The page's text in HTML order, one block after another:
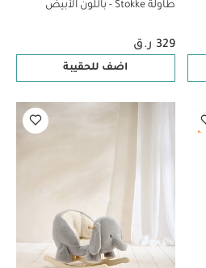
طاولة Stokke - باللون الأبيض
329 ر.ق
اضف للحقيبة